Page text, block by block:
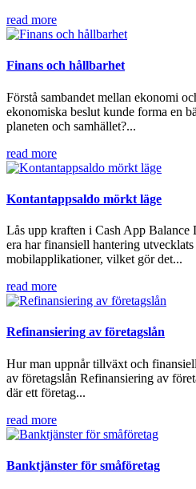
read more
Finans och hållbarhet
Förstå sambandet mellan ekonomi
ekonomiska beslut kunde forma en
planeten och samhället?...
read more
Kontantappsaldo mörkt läge
Lås upp kraften i Cash App Balance
era har finansiell hantering
mobilapplikationer, vilket gör det...
read more
Refinansiering av företagslån
Hur man uppnår tillväxt och
av företagslån Refinansiering av
där ett företag...
read more
Banktjänster för småföretag